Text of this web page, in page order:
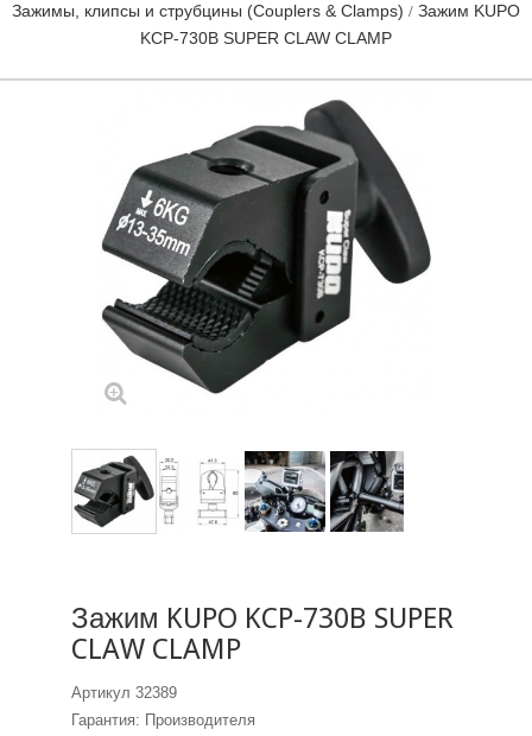
Зажимы, клипсы и струбцины (Couplers & Clamps)
Зажим KUPO
KCP-730B SUPER CLAW CLAMP
Зажим KUPO KCP-730B SUPER
CLAW CLAMP
Артикул 32389
Гарантия: Производителя